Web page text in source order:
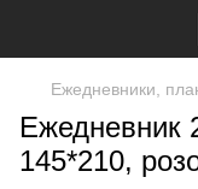
Ежедневники,
Ежедневник
145*210,